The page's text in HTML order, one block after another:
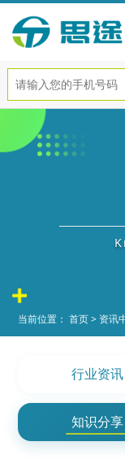
当前位置：首页> 资讯
行业资讯
知识分享